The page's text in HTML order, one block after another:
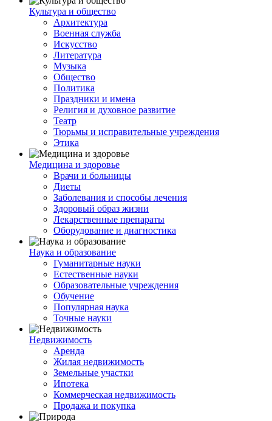
Культура и общество
Архитектура
Военная служба
Искусство
Литература
Музыка
Общество
Политика
Праздники и имена
Религия и духовное развитие
Театр
Тюрьмы и исправительные учреждения
Этика
Медицина и здоровье
Врачи и больницы
Диеты
Заболевания и способы лечения
Здоровый образ жизни
Лекарственные препараты
Оборудование и диагностика
Наука и образование
Гуманитарные науки
Естественные науки
Образовательные учреждения
Обучение
Популярная наука
Точные науки
Недвижимость
Аренда
Жилая недвижимость
Земельные участки
Ипотека
Коммерческая недвижимость
Продажа и покупка